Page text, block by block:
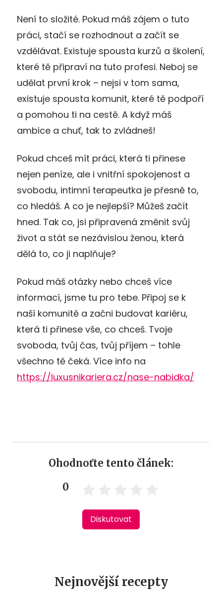
Není to složité. Pokud máš zájem o tuto
práci, stačí se rozhodnout a začít se
vzdělávat. Existuje spousta kurzů a školení,
které tě připraví na tuto profesi. Neboj se
udělat první krok – nejsi v tom sama,
existuje spousta komunit, které tě podpoří
a pomohou ti na cestě. A když máš
ambice a chuť, tak to zvládneš!
Pokud chceš mít práci, která ti přinese
nejen peníze, ale i vnitřní spokojenost a
svobodu, intimní terapeutka je přesně to,
co hledáš. A co je nejlepší? Můžeš začít
hned. Tak co, jsi připravená změnit svůj
život a stát se nezávislou ženou, která
dělá to, co ji naplňuje?
Pokud máš otázky nebo chceš více
informací, jsme tu pro tebe. Připoj se k
naší komunitě a začni budovat kariéru,
která ti přinese vše, co chceš. Tvoje
svoboda, tvůj čas, tvůj příjem – tohle
všechno tě čeká. Více info na
https://luxusnikariera.cz/nase-nabidka/
Ohodnoťte tento článek:
0
Diskutovat
Nejnovější recepty